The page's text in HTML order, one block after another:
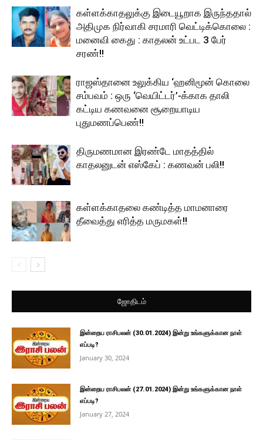
கள்ளக்காதலுக்கு இடையூறாக இருந்ததால்
அதிமுக நிர்வாகி சரமாரி வெட்டிக்கொலை :
மனைவி கைது : காதலன் உட்பட 3 பேர்
சரண்!!
ராஜஸ்தானை உலுக்கிய ‘ஹனிமூன் கொலை
சம்பவம் : ஒரு ‘வெயிட்டர்’-க்காக தாலி
கட்டிய கணவனை சூறையாடிய
புதுமணப்பெண்!!
திருமணமான இரண்டே மாதத்தில்
காதலனுடன் எஸ்கேப் : கணவன் பலி!!
கள்ளக்காதலை கண்டித்த மாமனாரை
தீவைத்து எரித்த மருமகள்!!
ஜோதிடம்
இன்றைய ராசிபலன் (30.01.2024) இன்று உங்களுக்கான நாள்
எப்படி?
January 30, 2024
இன்றைய ராசிபலன் (27.01.2024) இன்று உங்களுக்கான நாள்
எப்படி?
January 27, 2024